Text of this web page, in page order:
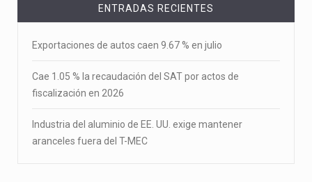
ENTRADAS RECIENTES
Exportaciones de autos caen 9.67 % en julio
Cae 1.05 % la recaudación del SAT por actos de
fiscalización en 2026
Industria del aluminio de EE. UU. exige mantener
aranceles fuera del T-MEC